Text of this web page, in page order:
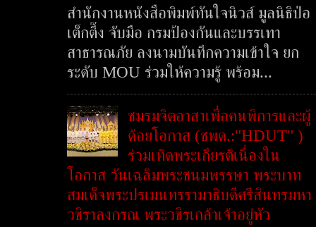
สำนักงานหนังสือพิมพ์ทันใจนิวส์ มูลนิธิป่อ
เต็กตึ๊ง จับมือ กรมป้องกันและบรรเทา
สาธารณภัย ลงนามบันทึกความเข้าใจ ยก
ระดับ MOU ร่วมให้ความรู้ พร้อม...
ชมรมจิตอาสาเพื่อคนพิการและผู้
ด้อยโอกาส (ชพด.:"HDUT" )
ร่วมเทิดพระเกียรติเนื่องใน
โอกาส วันเฉลิมพระชนมพรรษา พระบาท
สมเด็จพระปรเมนทรรามาธิบดีศรีสินทรมหา
วชิราลงกรณ พระวชิรเกล้าเจ้าอยู่หัว